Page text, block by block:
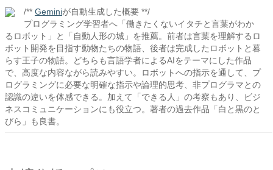
/** Geminiが自動生成した概要 **/
プログラミング学習者へ「働きたくないイタチと言葉がわか
るロボット」と「自動人形の城」を推薦。前者は言葉を理解するロ
ボット開発を目指す動物たちの物語、後者は完成したロボットと暮
らす王子の物語。どちらも言語学者によるAIをテーマにした作品
で、高度な内容ながら読みやすい。ロボットへの指示を通して、プ
ログラミングに必要な明確な指示や論理的思考、非プログラマとの
認識の違いを体感できる。加えて「できる人」の考察もあり、ビジ
ネスコミュニケーションにも役立つ。著者の過去作品「白と黒のと
びら」も良書。